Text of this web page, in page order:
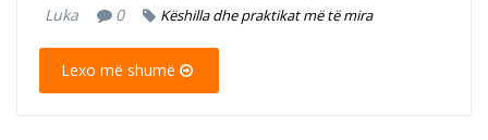
Luka 0 Këshilla dhe praktikat më të mira
Lexo më shumë